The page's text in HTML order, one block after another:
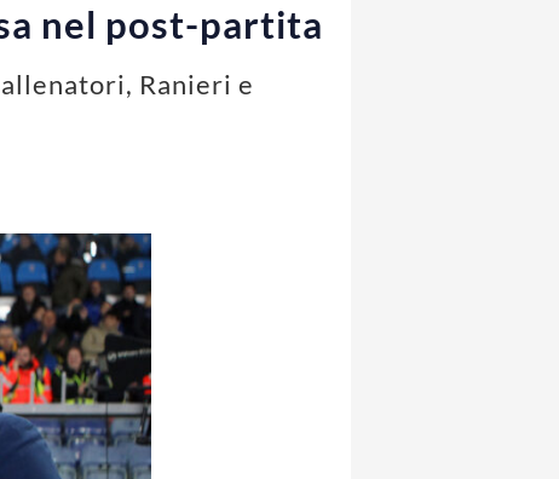
nel post-partita
Ranieri e